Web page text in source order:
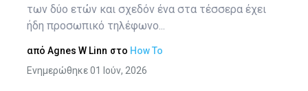
των δύο ετών και σχεδόν ένα στα τέσσερα έχει
ήδη προσωπικό τηλέφωνο...
από Agnes W Linn στο How To
Ενημερώθηκε 01 Ιούν, 2026